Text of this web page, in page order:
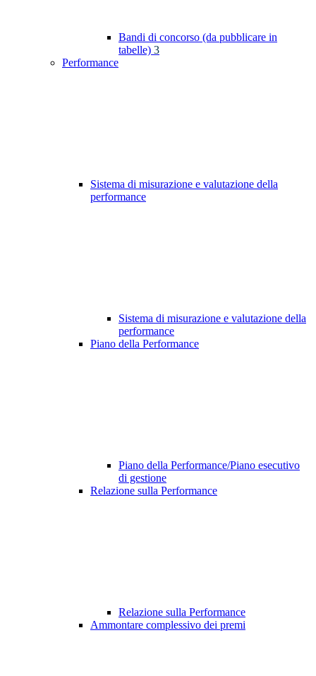
Bandi di concorso (da pubblicare in
tabelle) 3
Performance
Sistema di misurazione e valutazione della
performance
Sistema di misurazione e valutazione della
performance
Piano della Performance
Piano della Performance/Piano esecutivo
di gestione
Relazione sulla Performance
Relazione sulla Performance
Ammontare complessivo dei premi